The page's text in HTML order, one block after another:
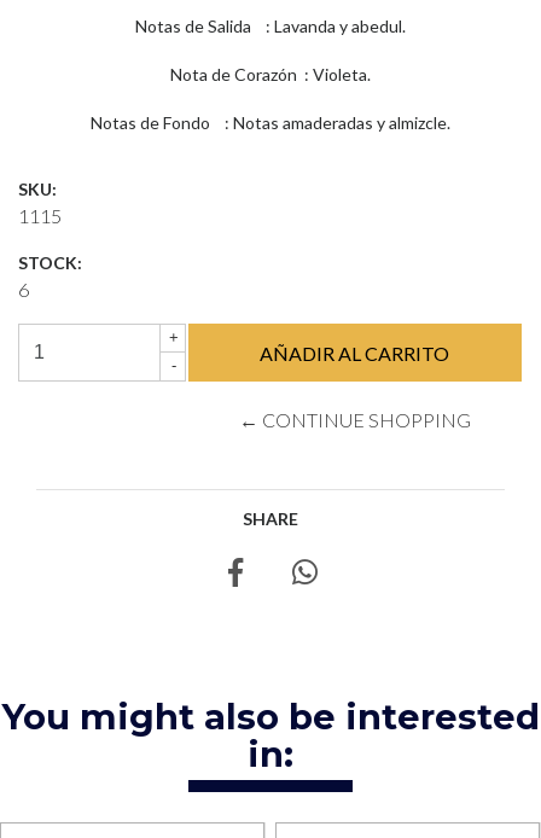
Notas de Salida : Lavanda y abedul.
Nota de Corazón : Violeta.
Notas de Fondo : Notas amaderadas y almizcle.
SKU:
1115
STOCK:
6
+
-
← CONTINUE SHOPPING
SHARE
You might also be interested
in: